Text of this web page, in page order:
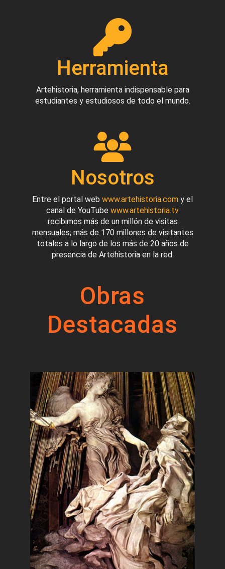
Herramienta
Artehistoria, herramienta indispensable para
estudiantes y estudiosos de todo el mundo.
Nosotros
Entre el portal web www.artehistoria.com y el
canal de YouTube www.artehistoria.tv
recibimos más de un millón de visitas
mensuales; más de 170 millones de visitantes
totales a lo largo de los más de 20 años de
presencia de Artehistoria en la red.
Obras
Destacadas